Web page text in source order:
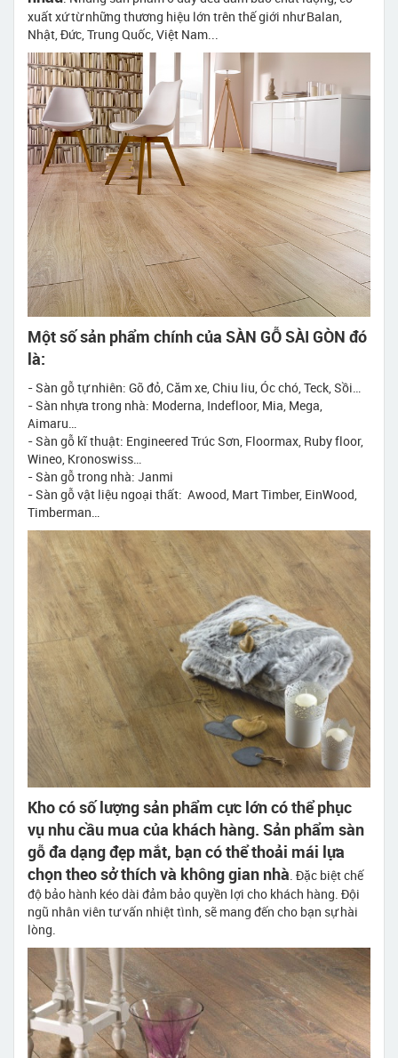
xuất xứ từ những thương hiệu lớn trên thế giới như Balan,
Nhật, Đức, Trung Quốc, Việt Nam...
Một số sản phẩm chính của SÀN GỖ SÀI GÒN đó
là:
- Sàn gỗ tự nhiên: Gõ đỏ, Căm xe, Chiu liu, Óc chó, Teck, Sồi…
- Sàn nhựa trong nhà: Moderna, Indefloor, Mia, Mega,
Aimaru…
- Sàn gỗ kĩ thuật: Engineered Trúc Sơn, Floormax, Ruby floor,
Wineo, Kronoswiss…
- Sàn gỗ trong nhà: Janmi
- Sàn gỗ vật liệu ngoại thất: Awood, Mart Timber, EinWood,
Timberman…
Kho có số lượng sản phẩm cực lớn có thể phục
vụ nhu cầu mua của khách hàng. Sản phẩm sàn
gỗ đa dạng đẹp mắt, bạn có thể thoải mái lựa
chọn theo sở thích và không gian nhà. Đặc biệt chế
độ bảo hành kéo dài đảm bảo quyền lợi cho khách hàng. Đội
ngũ nhân viên tư vấn nhiệt tình, sẽ mang đến cho bạn sự hài
lòng.